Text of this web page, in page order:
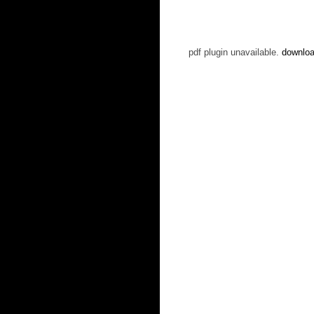
pdf plugin unavailable.